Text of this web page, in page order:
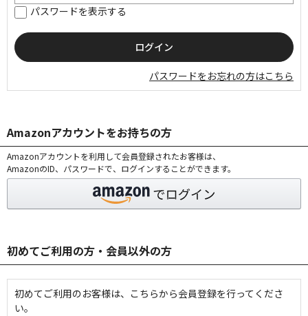
パスワードを表示する
パスワードをお忘れの方はこちら
Amazonアカウントをお持ちの方
Amazonアカウントを利用して会員登録されたお客様は、
AmazonのID、パスワードで、ログインすることができます。
初めてご利用の方・会員以外の方
初めてご利用のお客様は、こちらから会員登録を行ってくださ
い。